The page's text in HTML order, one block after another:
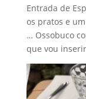
Entrada de
os pratos e
… Ossobuco
que vou